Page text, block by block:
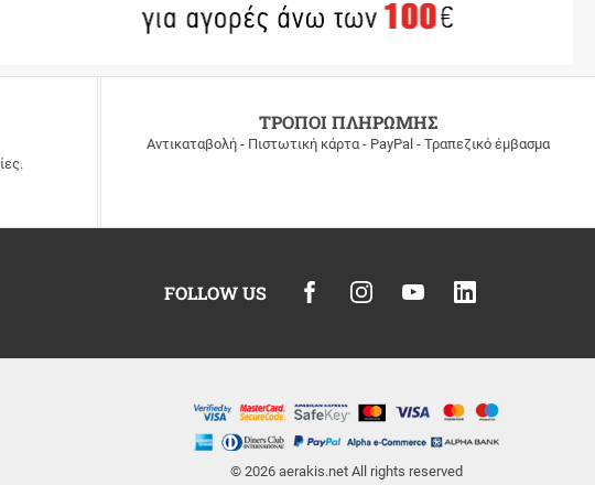
ΤΡΟΠΟΙ ΠΛΗΡΩΜΗΣ
Αντικαταβολή - Πιστωτική κάρτα - PayPal - Τραπεζικό έμβασμα
FOLLOW US
© 2026 aerakis.netAll rights reserved